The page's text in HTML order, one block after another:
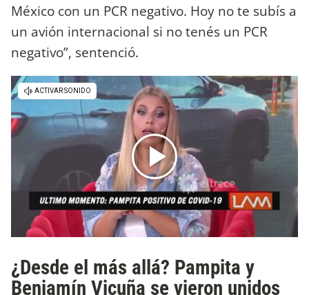
México con un PCR negativo. Hoy no te subís a
un avión internacional si no tenés un PCR
negativo”, sentenció.
¿Desde el más allá? Pampita y
Benjamín Vicuña se vieron unidos